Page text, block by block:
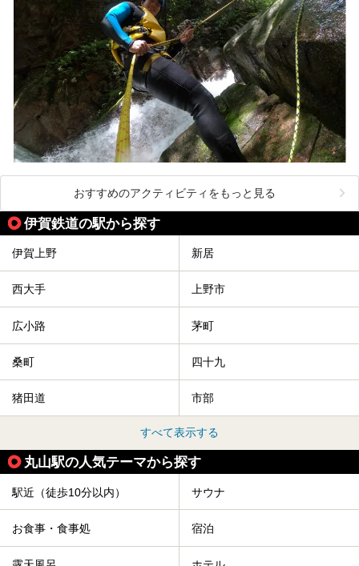
おすすめのアクティビティをもっと見る
伊賀鉄道の駅から探す
伊賀上野 新居
西大手 上野市
広小路 茅町
桑町 四十九
猪田道 市部
すべて表示する
丸山駅の人気テーマから探す
駅近（徒歩10分以内） サウナ
お食事・食事処 宿泊